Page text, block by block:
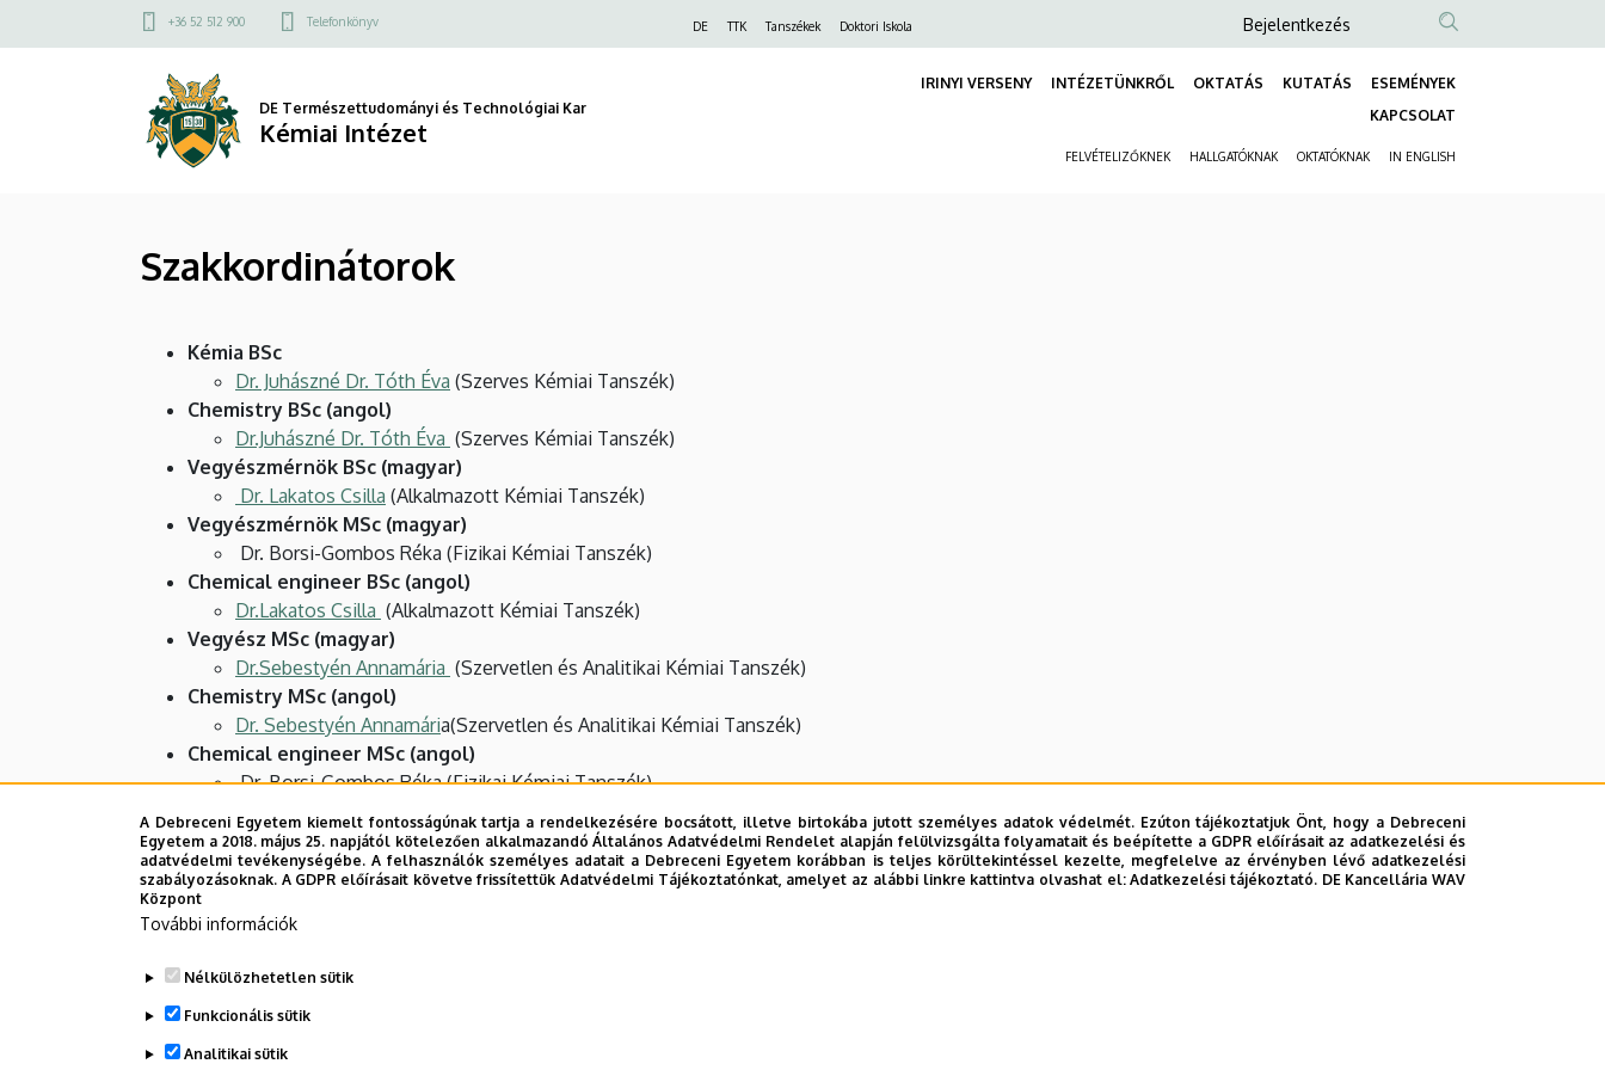
Szakkordinátorok
a
Felső
menü
+36 52 512 900 Telefonkönyv DE TTK Tanszékek Doktori Iskola
Anonim
fiók
Bejelentkezés
DE Természettudományi és Technológiai Kar
Kémiai Intézet
IRINYI VERSENY INTÉZETÜNKRŐL OKTATÁS KUTATÁS
ESEMÉNYEK
KAPCSOLAT
FELVÉTELIZŐKNEK HALLGATÓKNAK OKTATÓKNAK IN ENGLISH
Szakkordinátorok
Kémia BSc
Dr. Juhászné Dr. Tóth Éva (Szerves Kémiai Tanszék)
Chemistry BSc (angol)
Dr.Juhászné Dr. Tóth Éva (Szerves Kémiai Tanszék)
Vegyészmérnök BSc (magyar)
Dr. Lakatos Csilla (Alkalmazott Kémiai Tanszék)
Vegyészmérnök MSc (magyar)
Dr. Borsi-Gombos Réka (Fizikai Kémiai Tanszék)
Chemical engineer BSc (angol)
Dr.Lakatos Csilla (Alkalmazott Kémiai Tanszék)
Vegyész MSc (magyar)
Dr.Sebestyén Annamária (Szervetlen és Analitikai Kémiai Tanszék)
Chemistry MSc (angol)
Dr. Sebestyén Annamária(Szervetlen és Analitikai Kémiai Tanszék)
Chemical engineer MSc (angol)
Dr. Borsi-Gombos Réka (Fizikai Kémiai Tanszék)
Vágvölgyiné Dr. Tóth Marietta(Szerves Kémiai Tanszék)
Legutóbbi frissítés: 2023. 12. 06. 08:32
A Debreceni Egyetem kiemelt fontosságúnak tartja a rendelkezésére bocsátott, illetve birtokába jutott személyes adatok védelmét. Ezúton tájékoztatjuk Önt, hogy a Debreceni
Egyetem a 2018. május 25. napjától kötelezően alkalmazandó Általános Adatvédelmi Rendelet alapján felülvizsgálta folyamatait és beépítette a GDPR előírásait az adatkezelési és
adatvédelmi tevékenységébe. A felhasználók személyes adatait a Debreceni Egyetem korábban is teljes körültekintéssel kezelte, megfelelve az érvényben lévő adatkezelési
szabályozásoknak. A GDPR előírásait követve frissítettük Adatvédelmi Tájékoztatónkat, amelyet az alábbi linkre kattintva olvashat el:Adatkezelési tájékoztató. DE Kancellária WAV
Központ
További információk
Nélkülözhetetlen sütik
Funkcionális sütik
Analitikai sütik